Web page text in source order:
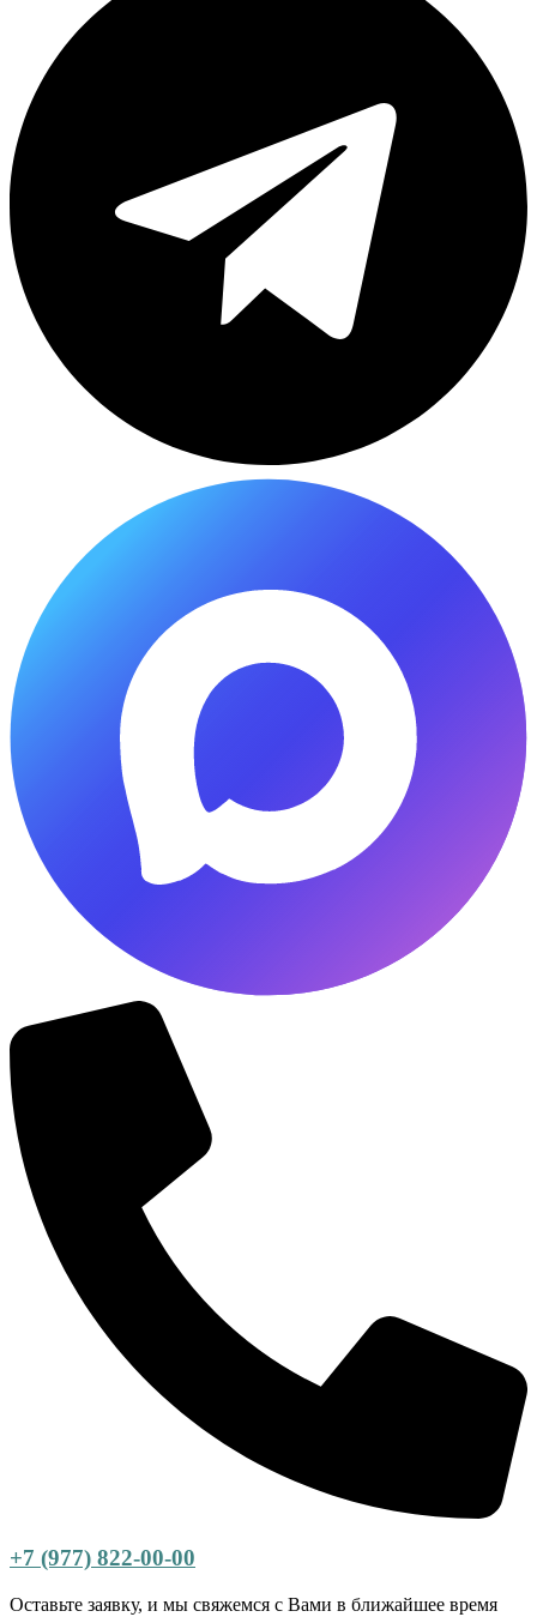
+7 (977) 822-00-00
Оставьте заявку, и мы свяжемся с Вами в ближайшее время